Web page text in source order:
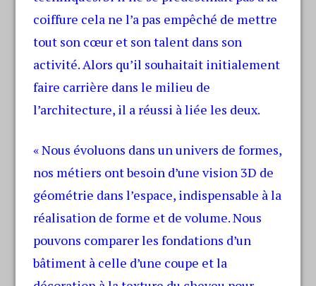
coiffure cela ne l’a pas empêché de mettre
tout son cœur et son talent dans son
activité. Alors qu’il souhaitait initialement
faire carrière dans le milieu de
l’architecture, il a réussi à liée les deux.
« Nous évoluons dans un univers de formes,
nos métiers ont besoin d’une vision 3D de
géométrie dans l’espace, indispensable à la
réalisation de forme et de volume. Nous
pouvons comparer les fondations d’un
bâtiment à celle d’une coupe et la